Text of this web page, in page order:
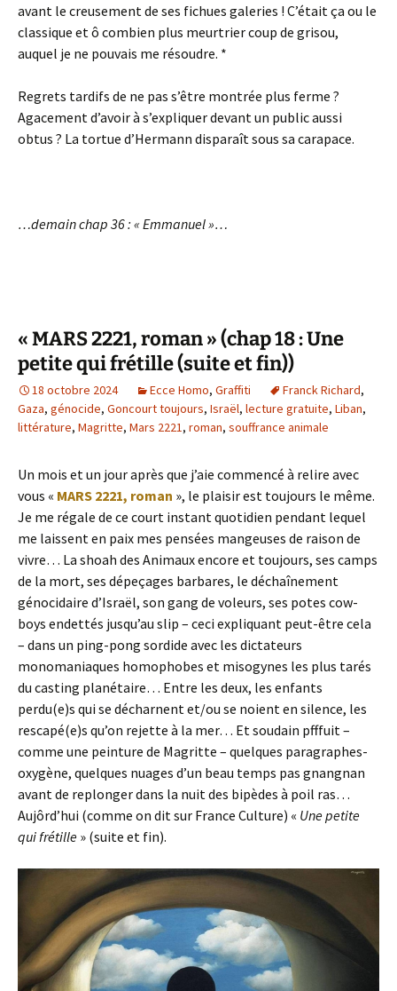
avant le creusement de ses fichues galeries ! C’était ça ou le
classique et ô combien plus meurtrier coup de grisou,
auquel je ne pouvais me résoudre. *
Regrets tardifs de ne pas s’être montrée plus ferme ?
Agacement d’avoir à s’expliquer devant un public aussi
obtus ? La tortue d’Hermann disparaît sous sa carapace.
…demain chap 36 : « Emmanuel »…
« MARS 2221, roman » (chap 18 : Une
petite qui frétille (suite et fin))
18 octobre 2024 Ecce Homo, Graffiti Franck Richard,
Gaza, génocide, Goncourt toujours, Israël, lecture gratuite, Liban,
littérature, Magritte, Mars 2221, roman, souffrance animale
Un mois et un jour après que j’aie commencé à relire avec
vous « MARS 2221, roman », le plaisir est toujours le même.
Je me régale de ce court instant quotidien pendant lequel
me laissent en paix mes pensées mangeuses de raison de
vivre… La shoah des Animaux encore et toujours, ses camps
de la mort, ses dépeçages barbares, le déchaînement
génocidaire d’Israël, son gang de voleurs, ses potes cow-
boys endettés jusqu’au slip – ceci expliquant peut-être cela
– dans un ping-pong sordide avec les dictateurs
monomaniaques homophobes et misogynes les plus tarés
du casting planétaire… Entre les deux, les enfants
perdu(e)s qui se décharnent et/ou se noient en silence, les
rescapé(e)s qu’on rejette à la mer… Et soudain pfffuit –
comme une peinture de Magritte – quelques paragraphes-
oxygène, quelques nuages d’un beau temps pas gnangnan
avant de replonger dans la nuit des bipèdes à poil ras…
Aujôrd’hui (comme on dit sur France Culture) « Une petite
qui frétille » (suite et fin).